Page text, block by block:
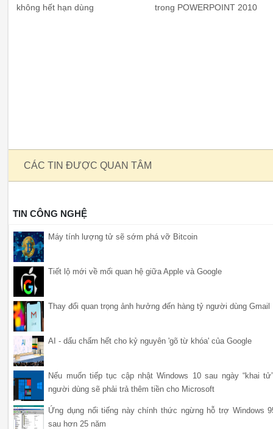
không hết hạn dùng
trong POWERPOINT 2010
CÁC TIN ĐƯỢC QUAN TÂM
TIN CÔNG NGHỆ
Máy tính lượng tử sẽ sớm phá vỡ Bitcoin
Tiết lộ mới về mối quan hệ giữa Apple và Google
Thay đổi quan trọng ảnh hưởng đến hàng tỷ người dùng Gmail
AI - dấu chấm hết cho kỷ nguyên 'gõ từ khóa' của Google
Nếu muốn tiếp tục cập nhật Windows 10 sau ngày “khai
người dùng sẽ phải trả thêm tiền cho Microsoft
Ứng dụng nổi tiếng này chính thức ngừng hỗ trợ Windows
sau hơn 25 năm